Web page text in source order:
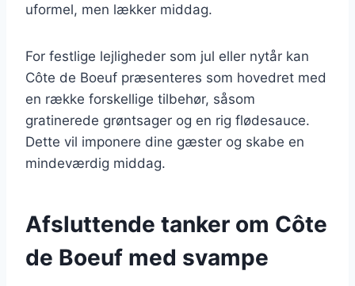
uformel, men lækker middag.
For festlige lejligheder som jul eller nytår kan
Côte de Boeuf præsenteres som hovedret med
en række forskellige tilbehør, såsom
gratinerede grøntsager og en rig flødesauce.
Dette vil imponere dine gæster og skabe en
mindeværdig middag.
Afsluttende tanker om Côte
de Boeuf med svampe